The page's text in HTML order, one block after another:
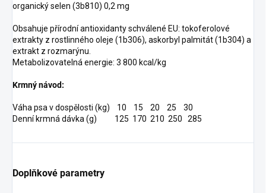
organický selen (3b810) 0,2 mg
Obsahuje přírodní antioxidanty schválené EU: tokoferolové
extrakty z rostlinného oleje (1b306), askorbyl palmitát (1b304) a
extrakt z rozmarýnu.
Metabolizovatelná energie: 3 800 kcal/kg
Krmný návod:
Váha psa v dospělosti (kg) 10 15 20 25 30
Denní krmná dávka (g) 125 170 210 250 285
Doplňkové parametry